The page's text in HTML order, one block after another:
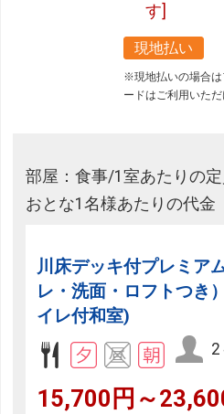
す]
現地払い
※現地払いの場合は
ードはご利用いた
部屋：食事/1室あたりの定
おとな1名様あたりの代金
川床デッキ付プレミア
レ・洗面・ロフトつき
イレ付和室)
2
15,700円～